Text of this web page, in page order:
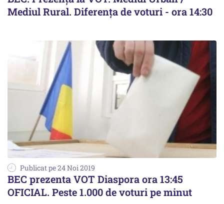
Mediul Rural. Diferența de voturi - ora 14:30
Publicat pe 24 Noi 2019
BEC prezenta VOT Diaspora ora 13:45
OFICIAL. Peste 1.000 de voturi pe minut